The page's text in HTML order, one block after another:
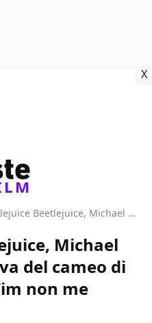
X
Beetlejuice Beetlejuice, Michael Keaton non sapeva del cameo di Danny DeVito: "Tim non me l'aveva detto"
Michael
del cameo di
non me